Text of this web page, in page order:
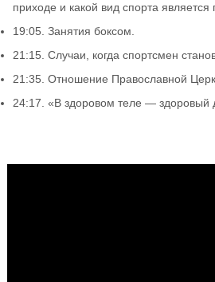
приходе и какой вид спорта
19:05. Занятия боксом.
21:15. Случаи, когда спортсмен
21:35. Отношение Православной
24:17. «В здоровом теле — здоровый